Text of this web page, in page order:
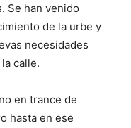
Se han venido
de la urbe y
necesidades
calle.
en trance de
hasta en ese